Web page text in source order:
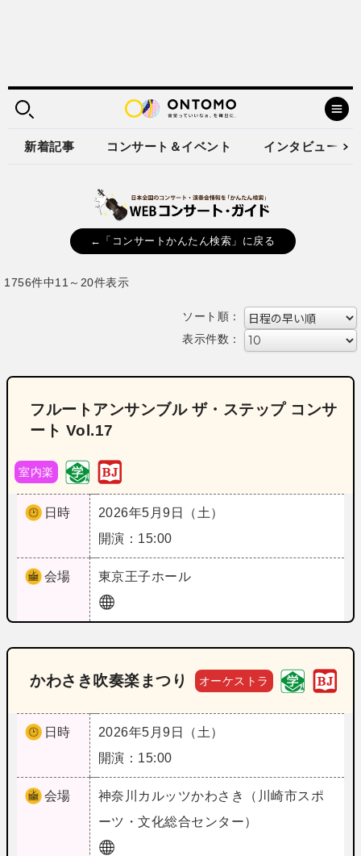
新着記事 コンサート＆イベント インタビュー
←「コンサートかんたん検索」に戻る
1756件中11～20件表示
ソート順：
表示件数：
フルートアンサンブル ザ・ステップ コンサ
ート Vol.17
室内楽
日時
2026年5月9日（土）
開演：15:00
会場 東京王子ホール
かわさき吹奏楽まつり オーケストラ
日時
2026年5月9日（土）
開演：15:00
会場 神奈川 カルッツかわさき（川崎市スポ
ーツ・文化総合センター）